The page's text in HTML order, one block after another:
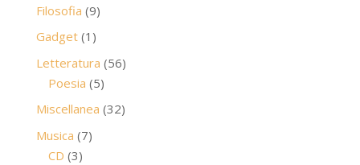
Filosofia 99
Gadget 1 1
prodotto
Letteratura 5656
Poesia 55
prodotti
Miscellanea 3232
Musica 77
CD 33